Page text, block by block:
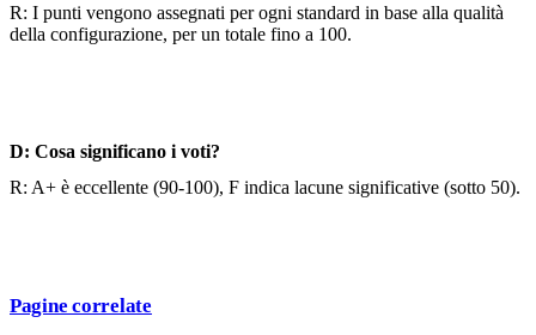
R: I punti vengono assegnati per ogni standard in base alla qualità
della configurazione, per un totale fino a 100.
D: Cosa significano i voti?
R: A+ è eccellente (90-100), F indica lacune significative (sotto 50).
Pagine correlate